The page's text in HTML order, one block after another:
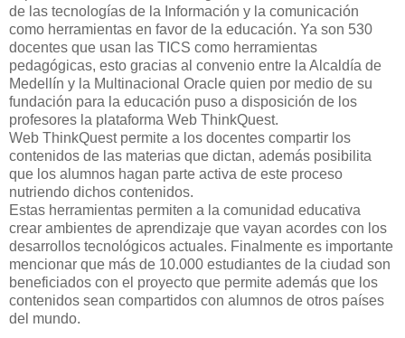
de las tecnologías de la Información y la comunicación
como herramientas en favor de la educación. Ya son 530
docentes que usan las TICS como herramientas
pedagógicas, esto gracias al convenio entre la Alcaldía de
Medellín y la Multinacional Oracle quien por medio de su
fundación para la educación puso a disposición de los
profesores la plataforma Web ThinkQuest.
Web ThinkQuest permite a los docentes compartir los
contenidos de las materias que dictan, además posibilita
que los alumnos hagan parte activa de este proceso
nutriendo dichos contenidos.
Estas herramientas permiten a la comunidad educativa
crear ambientes de aprendizaje que vayan acordes con los
desarrollos tecnológicos actuales. Finalmente es importante
mencionar que más de 10.000 estudiantes de la ciudad son
beneficiados con el proyecto que permite además que los
contenidos sean compartidos con alumnos de otros países
del mundo.